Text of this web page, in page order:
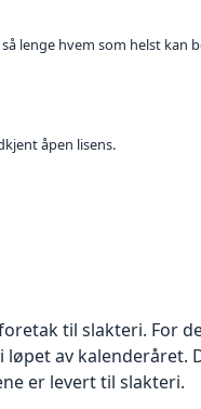
lenge hvem som helst kan
åpen lisens.
til slakteri. For
av kalenderåret.
er levert til slakteri.